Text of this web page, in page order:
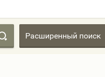
Расширенный поиск